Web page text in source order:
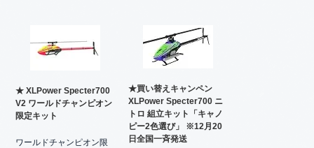
★ XLPower Specter700
V2 ワールドチャンピオン
限定キット
ワールドチャンピオン限
★買い替えキャンペン
XLPower Specter700 ニ
トロ 組立キット「キャノ
ピー2色選び」 ※12月20
日全国一斉発送